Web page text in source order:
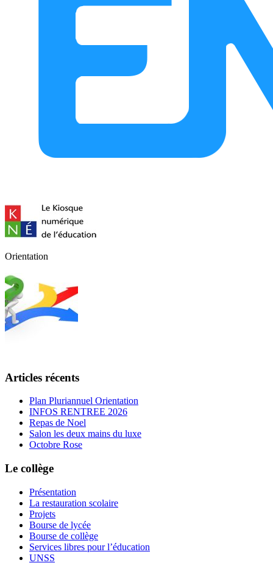
Orientation
Articles récents
Plan Pluriannuel Orientation
INFOS RENTREE 2026
Repas de Noel
Salon les deux mains du luxe
Octobre Rose
Le collège
Présentation
La restauration scolaire
Projets
Bourse de lycée
Bourse de collège
Services libres pour l’éducation
UNSS